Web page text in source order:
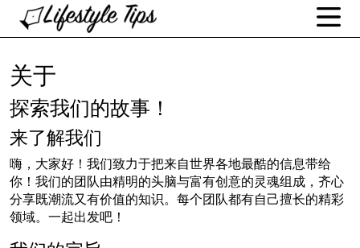
关于
探索我们的故事！
来了解我们
嗨，大家好！我们致力于把来自世界各地最酷的信息带给
你！我们的团队由精明的头脑与富有创意的灵魂组成，齐心
分享既潮流又有价值的知识。每个团队都有自己擅长的精彩
领域。一起出发吧！